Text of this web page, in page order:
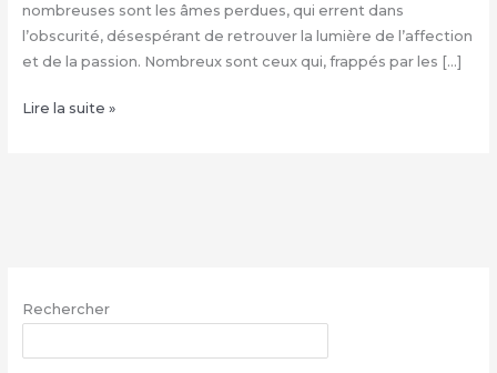
nombreuses sont les âmes perdues, qui errent dans
l’obscurité, désespérant de retrouver la lumière de l’affection
et de la passion. Nombreux sont ceux qui, frappés par les […]
Rituel
|
68260703
Lire la suite »
Rechercher